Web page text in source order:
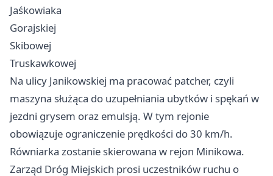
Jaśkowiaka
Gorajskiej
Skibowej
Truskawkowej
Na ulicy Janikowskiej ma pracować patcher, czyli
maszyna służąca do uzupełniania ubytków i spękań w
jezdni grysem oraz emulsją. W tym rejonie
obowiązuje ograniczenie prędkości do 30 km/h.
Równiarka zostanie skierowana w rejon Minikowa.
Zarząd Dróg Miejskich prosi uczestników ruchu o